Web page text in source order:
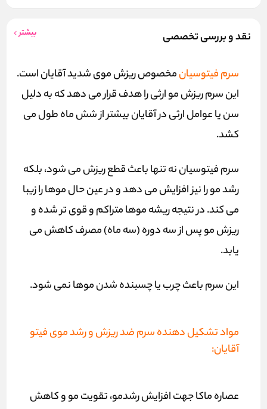
نقد و بررسی تخصصی بیشتر
سرم فیتوسیانمخصوص ریزش موی شدید آقایان است.
این سرم ریزش مو ارثی را هدف قرار می دهد که به دلیل
سن یا عوامل ارثی در آقایان بیشتر از شش ماه طول می
کشد.
سرم فیتوسیان نه تنها باعث قطع ریزش می شود، بلکه
رشد مو را نیز افزایش می دهد و در عین حال موها را زیبا
می کند. در نتیجه ریشه موها متراکم و قوی تر شده و
ریزش مو پس از سه دوره (سه ماه) مصرف کاهش می
یابد.
این سرم باعث چرب یا چسبنده شدن موها نمی شود.
مواد تشکیل دهنده سرم ضد ریزش و رشد موی فیتو
آقایان:
عصاره ماکا جهت افزایش رشدمو، تقویت مو و کاهش